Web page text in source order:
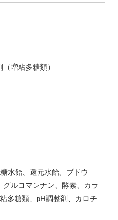
増粘多糖類）
水飴、還元水飴、ブドウ
ルコマンナン、酵素、カラ
多糖類、pH調整剤、カロチ